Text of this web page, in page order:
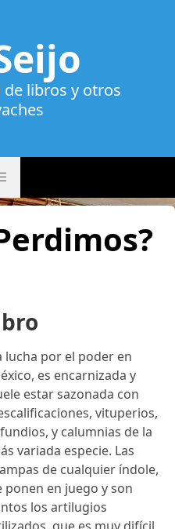
de libros y otros
lucha por el poder en
es encarnizada y
estar sazonada con
vituperios,
y calumnias de la
variada especie. Las
de cualquier índole,
ponen en juego y son
los artilugios